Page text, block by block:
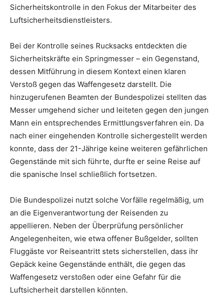
Sicherheitskontrolle in den Fokus der Mitarbeiter des
Luftsicherheitsdienstleisters.
Bei der Kontrolle seines Rucksacks entdeckten die
Sicherheitskräfte ein Springmesser – ein Gegenstand,
dessen Mitführung in diesem Kontext einen klaren
Verstoß gegen das Waffengesetz darstellt. Die
hinzugerufenen Beamten der Bundespolizei stellten das
Messer umgehend sicher und leiteten gegen den jungen
Mann ein entsprechendes Ermittlungsverfahren ein. Da
nach einer eingehenden Kontrolle sichergestellt werden
konnte, dass der 21-Jährige keine weiteren gefährlichen
Gegenstände mit sich führte, durfte er seine Reise auf
die spanische Insel schließlich fortsetzen.
Die Bundespolizei nutzt solche Vorfälle regelmäßig, um
an die Eigenverantwortung der Reisenden zu
appellieren. Neben der Überprüfung persönlicher
Angelegenheiten, wie etwa offener Bußgelder, sollten
Fluggäste vor Reiseantritt stets sicherstellen, dass ihr
Gepäck keine Gegenstände enthält, die gegen das
Waffengesetz verstoßen oder eine Gefahr für die
Luftsicherheit darstellen könnten.